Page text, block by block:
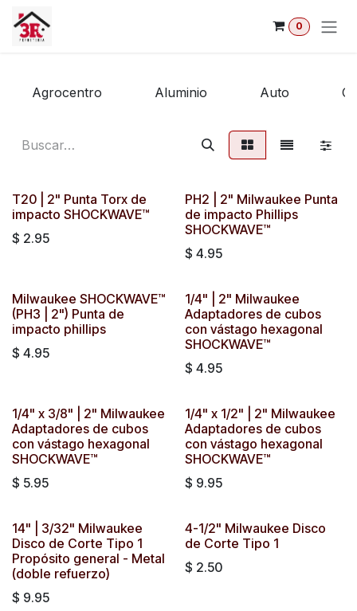
Ir al contenido
0
Agrocentro Aluminio Auto
T20 | 2" Punta Torx de
impacto SHOCKWAVE™
$ 2.95
PH2 | 2" Milwaukee Punta
de impacto Phillips
SHOCKWAVE™
$ 4.95
Milwaukee SHOCKWAVE™
(PH3 | 2") Punta de
impacto phillips
$ 4.95
1/4" | 2" Milwaukee
Adaptadores de cubos
con vástago hexagonal
SHOCKWAVE™
$ 4.95
1/4" x 3/8" | 2" Milwaukee
Adaptadores de cubos
con vástago hexagonal
SHOCKWAVE™
$ 5.95
1/4" x 1/2" | 2" Milwaukee
Adaptadores de cubos
con vástago hexagonal
SHOCKWAVE™
$ 9.95
14" | 3/32" Milwaukee
Disco de Corte Tipo 1
Propósito general - Metal
(doble refuerzo)
$ 9.95
4-1/2" Milwaukee Disco
de Corte Tipo 1
$ 2.50